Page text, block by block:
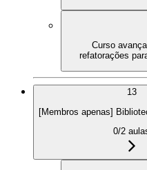
Curso
refatorações
13
[Membros apenas]
0/2